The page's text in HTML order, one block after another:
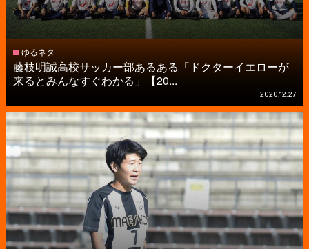
ゆるネタ
藤枝明誠高校サッカー部あるある「ドクターイエローが
来るとみんなすぐわかる」【20...
2020.12.27